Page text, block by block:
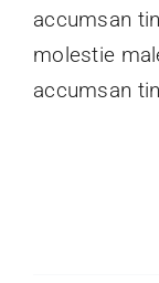
accumsan
molestie
accumsan